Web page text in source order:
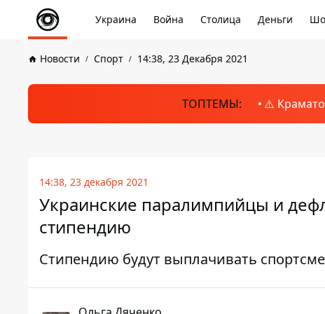
Украина Война Столица Деньги
Новости Спорт 14:38, 23 Декабря 2021
ТОПТЕМЫ: ⚠️
14:38, 23 декабря 2021
Украинские паралимпийцы и
стипендию
Стипендию будут выплачивать